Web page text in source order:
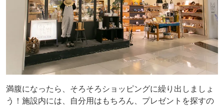
満腹になったら、そろそろショッピングに繰り出しましょ
う！施設内には、自分用はもちろん、プレゼントを探すの